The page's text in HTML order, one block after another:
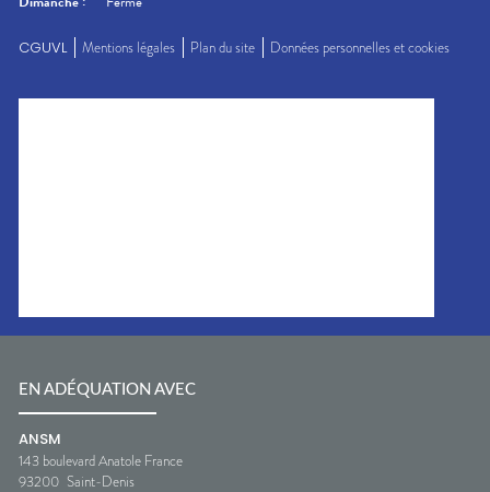
CGUVL Mentions légales Plan du site Données personnelles et cookies
EN ADÉQUATION AVEC
ANSM
143 boulevard Anatole France
93200 Saint-Denis